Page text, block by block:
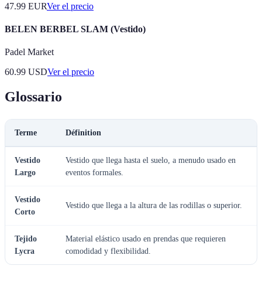
47.99 EURVer el precio
BELEN BERBEL SLAM (Vestido)
Padel Market
60.99 USDVer el precio
Glossario
Terme Définition
Vestido
Largo
Vestido que llega hasta el suelo, a menudo usado en
eventos formales.
Vestido
Corto
Vestido que llega a la altura de las rodillas o superior.
Tejido
Lycra
Material elástico usado en prendas que requieren
comodidad y flexibilidad.